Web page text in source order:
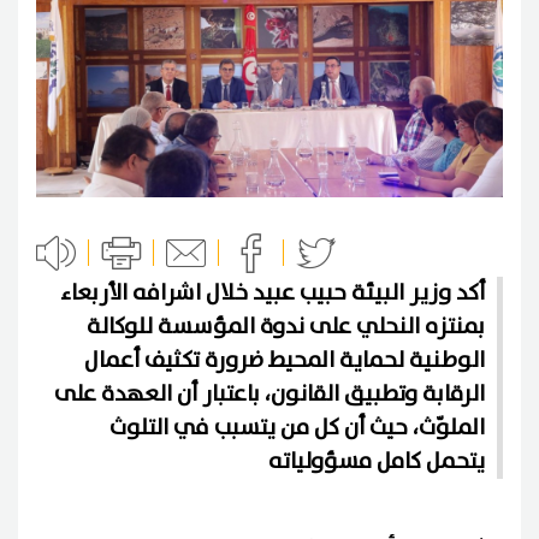
أكد وزير البيئة حبيب عبيد خلال اشرافه الأربعاء
بمنتزه النحلي على ندوة المؤسسة للوكالة
الوطنية لحماية المحيط ضرورة تكثيف أعمال
الرقابة وتطبيق القانون، باعتبار أن العهدة على
الملوّث، حيث أن كل من يتسبب في التلوث
يتحمل كامل مسؤولياته